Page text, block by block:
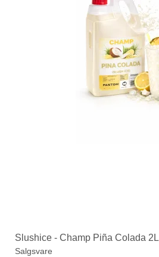
Slushice - Champ Piña Colada 2L
Salgsvare